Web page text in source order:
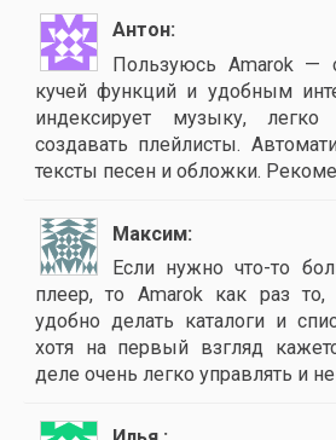
Антон
Пользуюсь Amarok —
кучей функций и удобным
индексирует музыку,
создавать плейлисты.
тексты песен и обложки.
Максим
Если нужно что-то
плеер, то Amarok как раз то,
удобно делать каталоги и
хотя на первый взгляд
деле очень легко управлять и